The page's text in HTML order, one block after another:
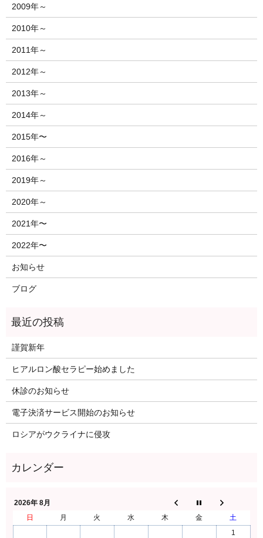
2009年～
2010年～
2011年～
2012年～
2013年～
2014年～
2015年〜
2016年～
2019年～
2020年～
2021年〜
2022年〜
お知らせ
ブログ
謹賀新年
ヒアルロン酸セラピー始めました
休診のお知らせ
電子決済サービス開始のお知らせ
ロシアがウクライナに侵攻
2026年 8月
日
月 火 水 木 金
土
1